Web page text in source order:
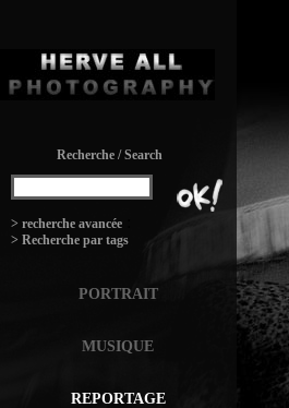
Recherche / Search
> recherche avancée
> Recherche par tags
PORTRAIT
MUSIQUE
REPORTAGE